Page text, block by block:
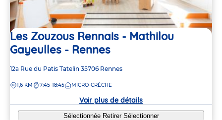
Les Zouzous Rennais - Mathilou
Gayeulles - Rennes
Adresse
la
12a Rue du Patis Tatelin 35706 Rennes
DISTANCE
1,6 KM 7:45-18:45 MICRO-CRÈCHE
Voir plus de détails
Sélectionnée Retirer Sélectionner